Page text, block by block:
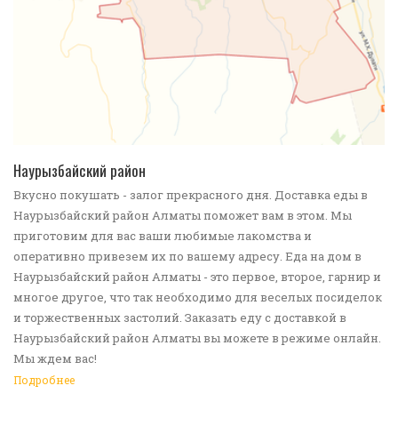
Наурызбайский район
Вкусно покушать - залог прекрасного дня. Доставка еды в
Наурызбайский район Алматы поможет вам в этом. Мы
приготовим для вас ваши любимые лакомства и
оперативно привезем их по вашему адресу. Еда на дом в
Наурызбайский район Алматы - это первое, второе, гарнир и
многое другое, что так необходимо для веселых посиделок
и торжественных застолий. Заказать еду с доставкой в
Наурызбайский район Алматы вы можете в режиме онлайн.
Мы ждем вас!
Подробнее